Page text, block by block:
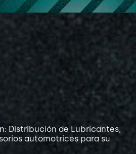
Distribución de Lubricantes,
automotrices para su